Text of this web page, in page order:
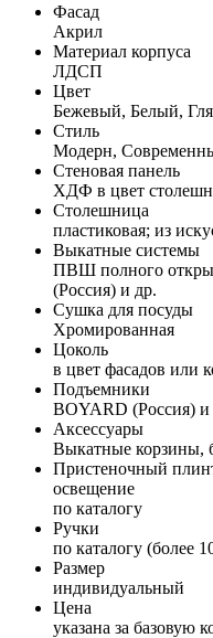
Фасад
Акрил
Материал корпуса
ЛДСП
Цвет
Бежевый, Белый,
Стиль
Модерн,
Стеновая панель
ХДФ в цвет
Столешница
пластиковая; из
Выкатные системы
ПВШ полного
(Россия) и др.
Сушка для посуды
Хромированная
Цоколь
в цвет фасадов или
Подъемники
BOYARD (Россия) и
Аксессуары
Выкатные корзины,
Пристеночный
освещение
по каталогу
Ручки
по каталогу (более
Размер
индивидуальный
Цена
указана за базовую